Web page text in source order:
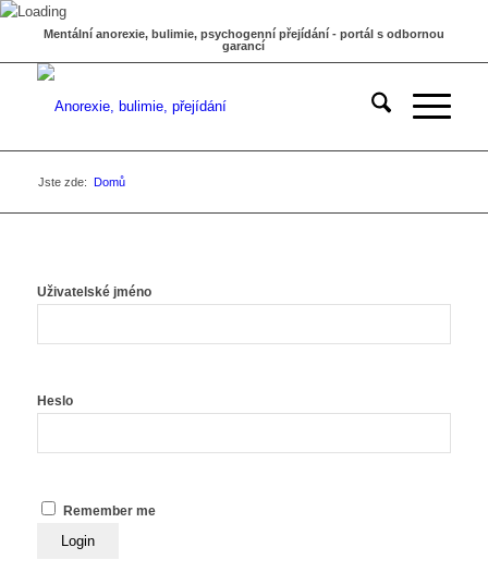
Mentální anorexie, bulimie, psychogenní přejídání - portál s odbornou
garancí
Jste zde: Domů
Uživatelské jméno
Heslo
Remember me